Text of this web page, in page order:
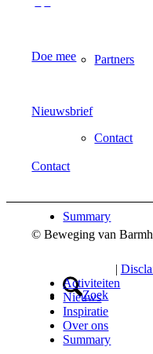
Partners
Contact
Summary
Zoek
Doe mee
Nieuwsbrief
Contact
© Beweging van
|
Activiteiten
Nieuws
Inspiratie
Over ons
Summary